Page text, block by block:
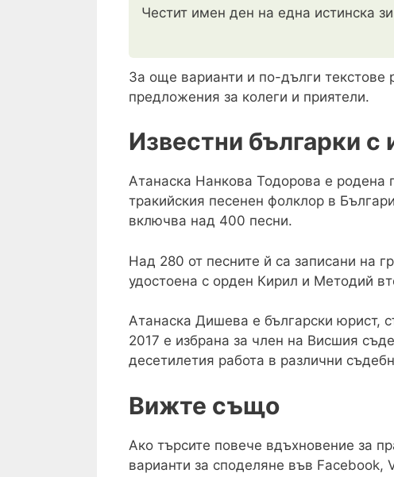
Честит имен ден на една истинска
За още варианти и по-дълги текстове
предложения за колеги и приятели.
Известни българки с
Атанаска Нанкова Тодорова е родена
тракийския песенен фолклор в
включва над 400 песни.
Над 280 от песните й са записани на
удостоена с орден Кирил и Методий
Атанаска Дишева е български юрист,
2017 е избрана за член на Висшия
десетилетия работа в различни
Вижте също
Ако търсите повече вдъхновение за
варианти за споделяне във Facebook,